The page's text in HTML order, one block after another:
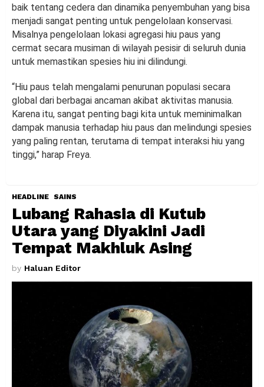
baik tentang cedera dan dinamika penyembuhan yang bisa
menjadi sangat penting untuk pengelolaan konservasi.
Misalnya pengelolaan lokasi agregasi hiu paus yang
cermat secara musiman di wilayah pesisir di seluruh dunia
untuk memastikan spesies hiu ini dilindungi.
“Hiu paus telah mengalami penurunan populasi secara
global dari berbagai ancaman akibat aktivitas manusia.
Karena itu, sangat penting bagi kita untuk meminimalkan
dampak manusia terhadap hiu paus dan melindungi spesies
yang paling rentan, terutama di tempat interaksi hiu yang
tinggi,” harap Freya.
HEADLINE SAINS
Lubang Rahasia di Kutub
Utara yang Diyakini Jadi
Tempat Makhluk Asing
by Haluan Editor